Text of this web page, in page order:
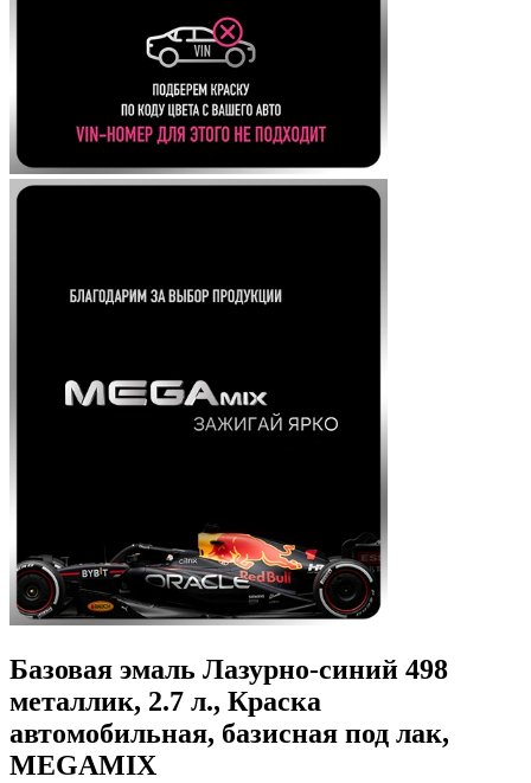
Базовая эмаль Лазурно-синий 498
металлик, 2.7 л., Краска
автомобильная, базисная под лак,
MEGAMIX